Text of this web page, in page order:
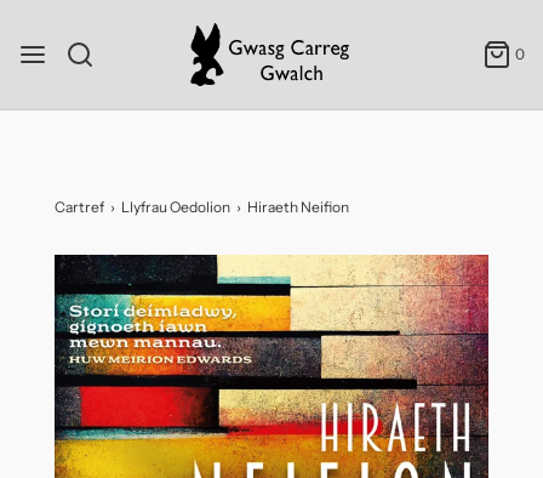
0
Cartref › Llyfrau Oedolion › Hiraeth Neifion